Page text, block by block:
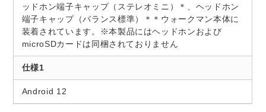
ッドホン端子キャップ（ステレオミニ）＊、ヘッドホン
端子キャップ（バランス標準）＊＊ウォークマン本体に
装着されています。※本製品にはヘッドホンおよび
microSDカードは同梱されておりません
仕様1
Android 12